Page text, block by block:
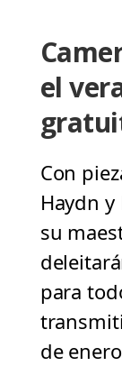
el
Con
Haydn y
su
para
de